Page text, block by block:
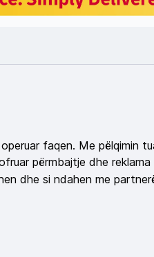
faqen. Me pëlqimin
përmbajtje dhe reklama
dhe si ndahen me